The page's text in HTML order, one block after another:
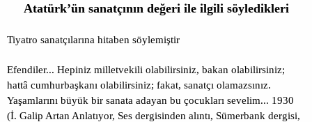
Atatürk’ün sanatçının değeri ile ilgili söyledikleri
Tiyatro sanatçılarına hitaben söylemiştir
Efendiler... Hepiniz milletvekili olabilirsiniz, bakan olabilirsiniz;
hattâ cumhurbaşkanı olabilirsiniz; fakat, sanatçı olamazsınız.
Yaşamlarını büyük bir sanata adayan bu çocukları sevelim... 1930
(İ. Galip Artan Anlatıyor, Ses dergisinden alıntı, Sümerbank dergisi,